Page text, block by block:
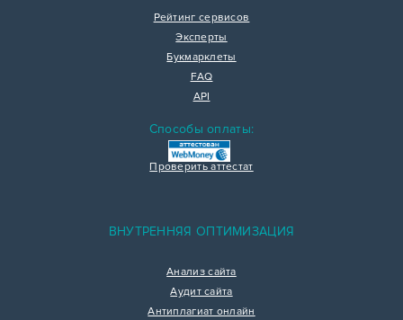
Рейтинг сервисов
Эксперты
Букмарклеты
FAQ
API
Способы оплаты:
Проверить аттестат
ВНУТРЕННЯЯ ОПТИМИЗАЦИЯ
Анализ сайта
Аудит сайта
Антиплагиат онлайн